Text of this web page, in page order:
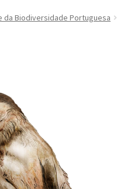
da Biodiversidade Portuguesa